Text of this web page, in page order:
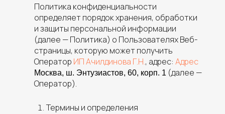
Политика конфиденциальности
определяет порядок хранения, обработки
и защиты персональной информации
(далее — Политика) о Пользователях Веб-
страницы, которую может получить
Оператор ИП Ачилдинова Г.Н., адрес: Адрес
Москва, ш. Энтузиастов, 60, корп. 1 (далее —
Оператор).
Термины и определения